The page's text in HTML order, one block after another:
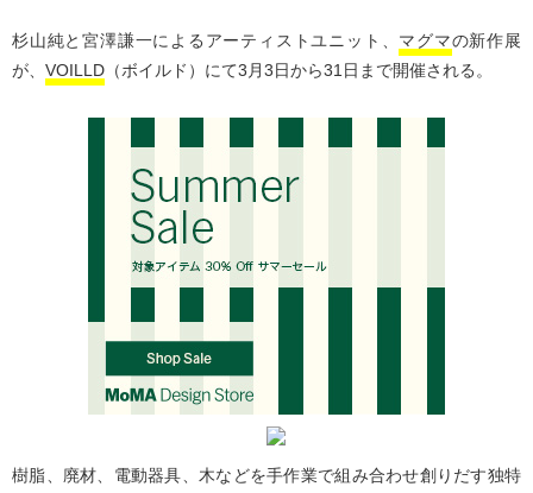
杉山純と宮澤謙一によるアーティストユニット、 マグマの新作展
が、 VOILLD （ボイルド）にて3月3日から31日まで開催される。
樹脂、廃材、電動器具、木などを手作業で組み合わせ創りだす独特